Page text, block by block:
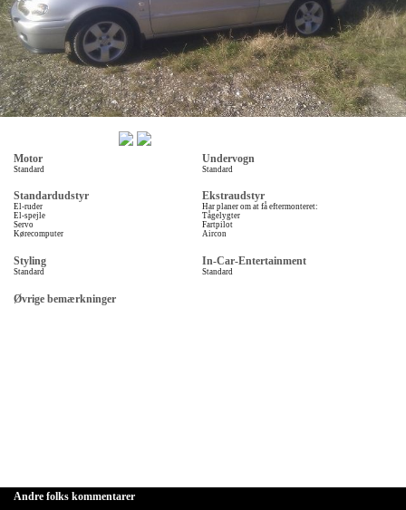
Motor
Standard
Undervogn
Standard
Standardudstyr
El-ruder
El-spejle
Servo
Kørecomputer
Ekstraudstyr
Har planer om at få eftermonteret:
Tågelygter
Fartpilot
Aircon
Styling
Standard
In-Car-Entertainment
Standard
Øvrige bemærkninger
Andre folks kommentarer